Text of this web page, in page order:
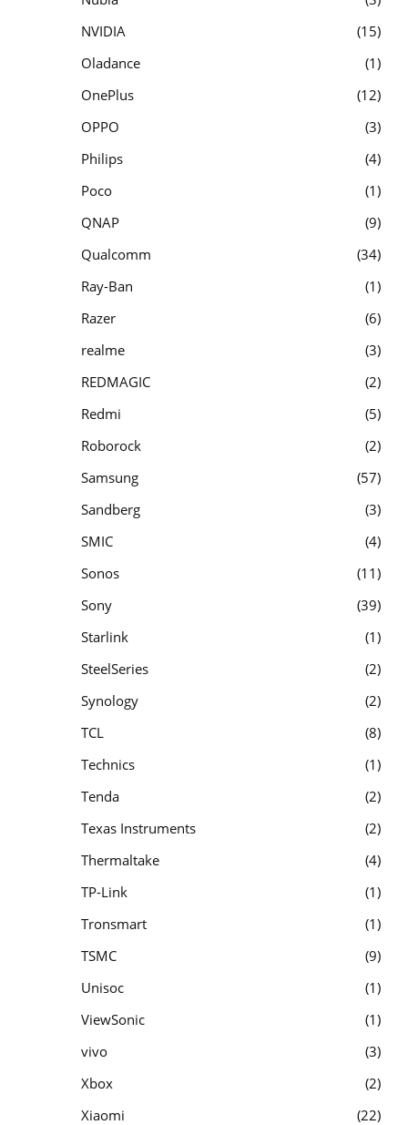
NVIDIA
15
Oladance
1
OnePlus
12
OPPO
3
Philips
4
Poco
1
QNAP
9
Qualcomm
34
Ray-Ban
1
Razer
6
realme
3
REDMAGIC
2
Redmi
5
Roborock
2
Samsung
57
Sandberg
3
SMIC
4
Sonos
11
Sony
39
Starlink
1
SteelSeries
2
Synology
2
TCL
8
Technics
1
Tenda
2
Texas Instruments
2
Thermaltake
4
TP-Link
1
Tronsmart
1
TSMC
9
Unisoc
1
ViewSonic
1
vivo
3
Xbox
2
Xiaomi
22